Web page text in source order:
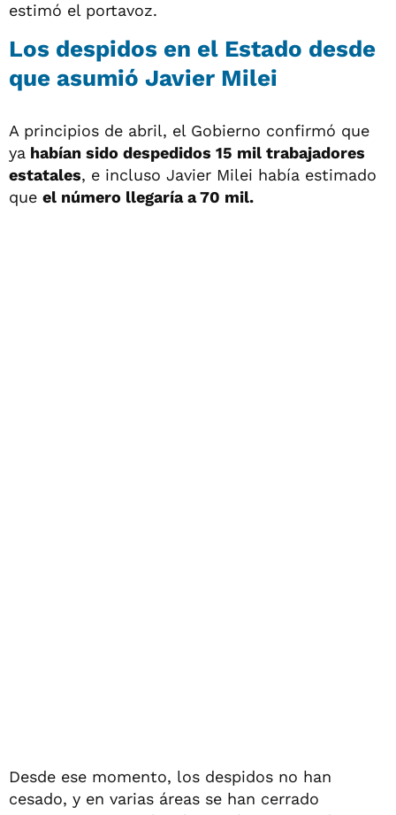
estimó el portavoz.
Los despidos en el Estado desde
que asumió Javier Milei
A principios de abril, el Gobierno confirmó que
ya habían sido despedidos 15 mil trabajadores
estatales, e incluso Javier Milei había estimado
que el número llegaría a 70 mil.
Desde ese momento, los despidos no han
cesado, y en varias áreas se han cerrado